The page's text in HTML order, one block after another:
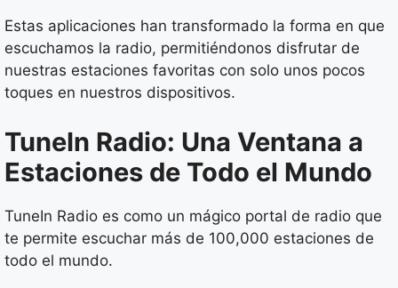
Estas aplicaciones han transformado la forma en que
escuchamos la radio, permitiéndonos disfrutar de
nuestras estaciones favoritas con solo unos pocos
toques en nuestros dispositivos.
TuneIn Radio: Una Ventana a
Estaciones de Todo el Mundo
TuneIn Radio es como un mágico portal de radio que
te permite escuchar más de 100,000 estaciones de
todo el mundo.